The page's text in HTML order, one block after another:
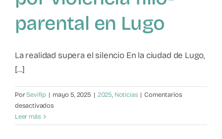
parental en Lugo
La realidad supera el silencio En la ciudad de Lugo,
[...]
PorSevifip | mayo 5, 2025 | 2025, Noticias | Comentarios
desactivadosen
casos
Leer más